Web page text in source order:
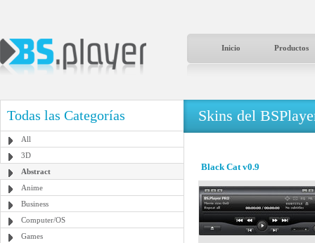
Inicio Productos
Todas las Categorías
All
3D
Abstract
Anime
Business
Computer/OS
Games
Skins del
Black Cat v0.9